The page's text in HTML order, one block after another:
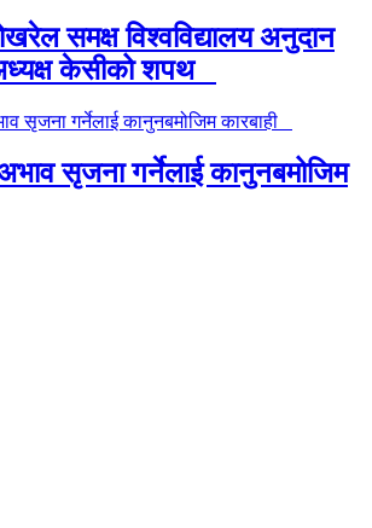
समक्ष विश्वविद्यालय अनुदान
केसीको शपथ
सृजना गर्नेलाई कानुनबमोजिम